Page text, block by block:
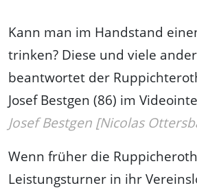
Kann man im Handstand
trinken? Diese und viele
beantwortet der
Josef Bestgen (86) im
Josef Bestgen [Nicolas
Wenn früher die
Leistungsturner in ihr